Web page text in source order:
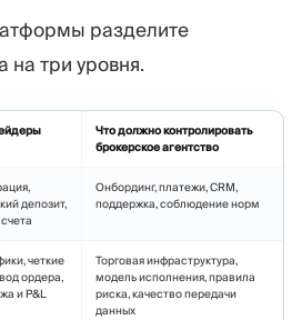
разделите
на три уровня.
Что должно контролировать
брокерское агентство
депозит,
Онбординг, платежи, CRM,
поддержка, соблюдение норм
четкие
ордера,
и P&L
Торговая инфраструктура,
модель исполнения, правила
риска, качество передачи
данных